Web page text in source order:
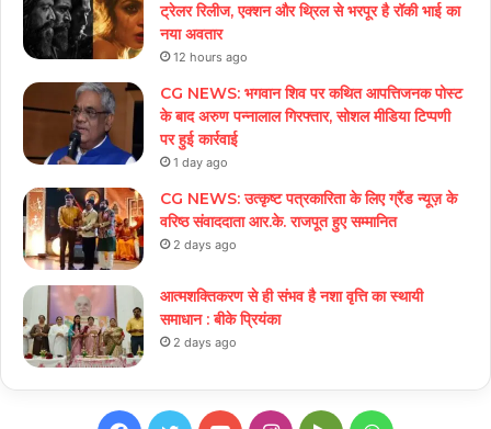
ट्रेलर रिलीज, एक्शन और थ्रिल से भरपूर है रॉकी भाई का
नया अवतार
12 hours ago
CG NEWS: भगवान शिव पर कथित आपत्तिजनक पोस्ट
के बाद अरुण पन्नालाल गिरफ्तार, सोशल मीडिया टिप्पणी
पर हुई कार्रवाई
1 day ago
CG NEWS: उत्कृष्ट पत्रकारिता के लिए ग्रैंड न्यूज़ के
वरिष्ठ संवाददाता आर.के. राजपूत हुए सम्मानित
2 days ago
आत्मशक्तिकरण से ही संभव है नशा वृत्ति का स्थायी
समाधान : बीके प्रियंका
2 days ago